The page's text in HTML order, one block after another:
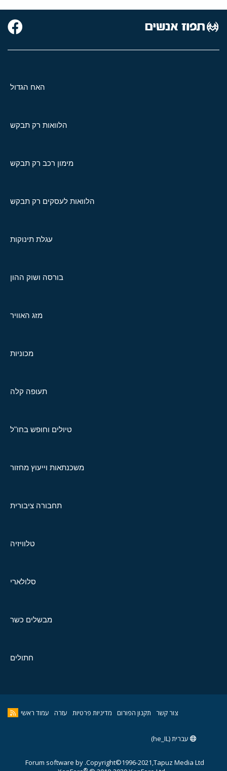
האח הגדול
הלוואות רק תבקש
מימון רכב רק תבקש
הלוואות לעסקים רק תבקש
עגלת תינוקות
בורסה ושוק ההון
מזג האוויר
מכוניות
תעופה קלה
טיולים וחופש בחו"ל
משכנתאות וייעוץ מחזור
תחבורה ציבורית
טלוויזיה
סלולארי
מבשלים כשר
חתולים
צור קשר תקנון הפורום מדיניות פרטיות עזרה עמוד ראשי
עברית (he_IL)
Copyright©1996-2021,Tapuz Media Ltd.
Forum software by